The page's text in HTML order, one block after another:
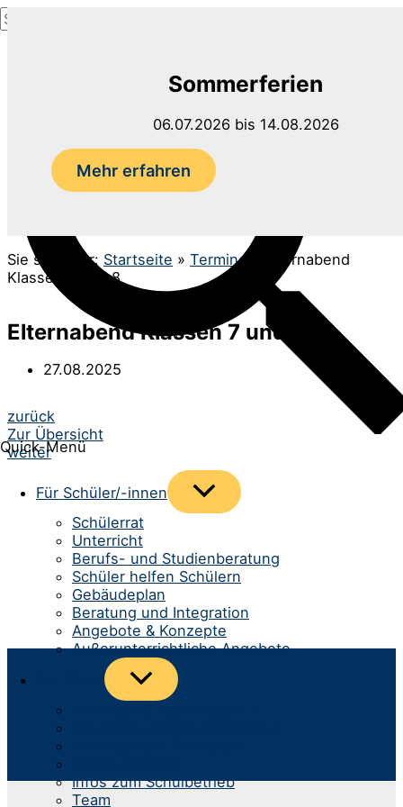
Zum
Inhalt
Suchen
nach:
Quick-Menü
Für Schüler/-innen
Menü
umschalten
Schülerrat
Unterricht
Berufs- und Studienberatung
Schüler helfen Schülern
Gebäudeplan
Beratung und Integration
Angebote & Konzepte
Außerunterrichtliche Angebote
Menü
umschalten
Infos zum Schulbetrieb
Team
Sommerferien
06.07.2026 bis 14.08.2026
Mehr erfahren
Sie sind hier: Startseite » Termine
Elternabend
Klassen 7 und 8
Elternabend Klassen 7 und 8
27.08.2025
Beitrags-
Navigation
zurück
Zur Übersicht
weiter